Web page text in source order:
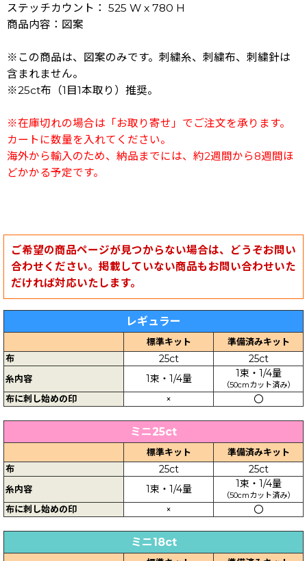
ステッチカウント： 525 W x 780 H
商品内容：図案
※この商品は、図案のみです。刺繍糸、刺繍布、刺繍針は
含まれません。
※25ct布（1目1本取り）推奨。
※在庫切れの場合は「お取り寄せ」でご注文を承ります。
カートに数量を入れてください。
海外から輸入のため、納品までには、約2週間から8週間ほ
どかかる予定です。
ご希望の商品ページが見つからない場合は、どうぞお問い
合わせください。掲載していない商品もお問い合わせいた
だければ対応いたします。
レギュラー
標準キット
準備済みキット
布
25ct 25ct
糸内容 1束・1/4量 1束・1/4量
（50cmカット済み）
布に刺し始めの印 × 〇
ミニ25ct
標準キット
準備済みキット
布
25ct 25ct
糸内容 1束・1/4量 1束・1/4量
（50cmカット済み）
布に刺し始めの印 × 〇
ミニ18ct